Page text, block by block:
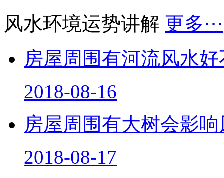
风水环境运势讲解 更多···
房屋周围有河流风水
2018-08-16
房屋周围有大树会影
2018-08-17